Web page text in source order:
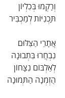
וְרָקְמוּ בְּכִלְיוֹן
תָּכְנִיּוֹת לְמַכְבִּיר
אֲתָרֵי הַצִּלּוּם
נִבְחֲרוּ בִּתְבוּנָה
לְאַלְבּוֹם נִצָּחוֹן
הֻזְמְנָה הַתְּמוּנָה